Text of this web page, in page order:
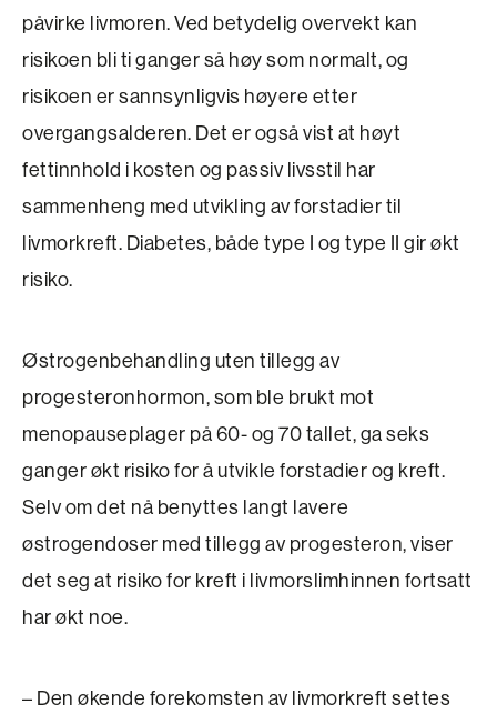
påvirke livmoren. Ved betydelig overvekt kan
risikoen bli ti ganger så høy som normalt, og
risikoen er sannsynligvis ­høyere etter
overgangsalderen. Det er også vist at høyt
fettinnhold i kosten og passiv livsstil har
sammenheng med utvikling av forstadier til
livmorkreft. Diabetes, både type I og type II gir økt
risiko.
Østrogenbehandling uten tillegg av
progesteronhormon, som ble brukt mot
menopauseplager på 60- og 70 tallet, ga seks
ganger økt risiko for å utvikle forstadier og kreft.
Selv om det nå benyttes langt lavere
østrogendoser med tillegg av progesteron, viser
det seg at risiko for kreft i livmorslimhinnen fortsatt
har økt noe.
– Den økende forekomsten av livmorkreft settes